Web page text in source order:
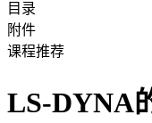
目录
附件
课程推荐
LS-DYNA